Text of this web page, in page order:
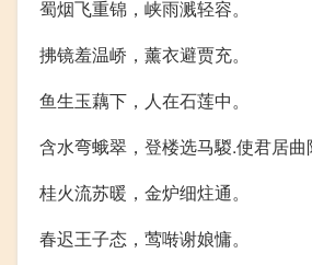
蜀烟飞重锦，峡雨溅轻容。
拂镜羞温峤，薰衣避贾充。
鱼生玉藕下，人在石莲中。
含水弯蛾翠，登楼选马騣.使君居曲
桂火流苏暖，金炉细炷通。
春迟王子态，莺啭谢娘慵。